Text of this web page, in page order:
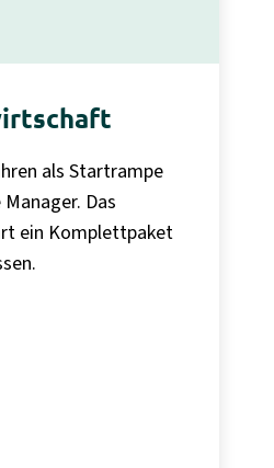
als Startrampe
Das
ein Komplettpaket